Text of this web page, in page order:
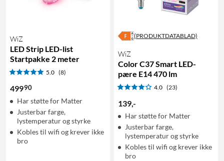
WiZ
LED Strip LED-list
Startpakke 2 meter
5.0 (8)
49990
Har støtte for Matter
Justerbar farge,
lystemperatur og styrke
Kobles til wifi og krever ikke
bro
(PRODUKTDATABLAD)
WiZ
Color C37 Smart LED-
pære E14 470 lm
4.0 (23)
139,-
Har støtte for Matter
Justerbar farge,
lystemperatur og styrke
Kobles til wifi og krever ikke
bro